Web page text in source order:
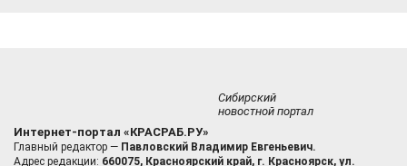
Сибирский
новостной портал
Интернет-портал «КРАСРАБ.РУ»
Главный редактор — Павловский Владимир Евгеньевич.
Адрес редакции: 660075, Красноярский край, г. Красноярск, ул.